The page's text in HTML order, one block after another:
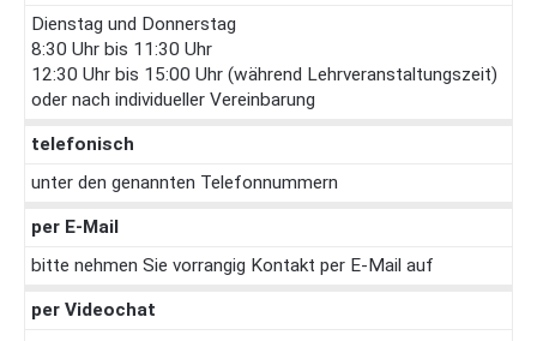
Dienstag und Donnerstag
8:30 Uhr bis 11:30 Uhr
12:30 Uhr bis 15:00 Uhr (während Lehrveranstaltungszeit)
oder nach individueller Vereinbarung
telefonisch
unter den genannten Telefonnummern
per E-Mail
bitte nehmen Sie vorrangig Kontakt per E-Mail auf
per Videochat